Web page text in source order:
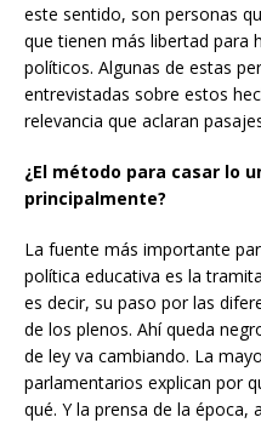
este sentido, son personas
que tienen más libertad para
políticos. Algunas de estas
entrevistadas sobre estos
relevancia que aclaran
¿El método para casar lo
principalmente?
La fuente más importante
política educativa es la
es decir, su paso por las
de los plenos. Ahí queda
de ley va cambiando. La
parlamentarios explican por
qué. Y la prensa de la época,